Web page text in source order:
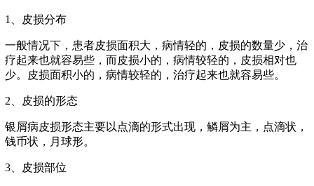
1、皮损分布
一般情况下，患者皮损面积大，病情轻的，皮损的数量少，治
疗起来也就容易些，而皮损小的，病情较轻的，皮损相对也
少。皮损面积小的，病情较轻的，治疗起来也就容易些。
2、皮损的形态
银屑病皮损形态主要以点滴的形式出现，鳞屑为主，点滴状，
钱币状，月球形。
3、皮损部位